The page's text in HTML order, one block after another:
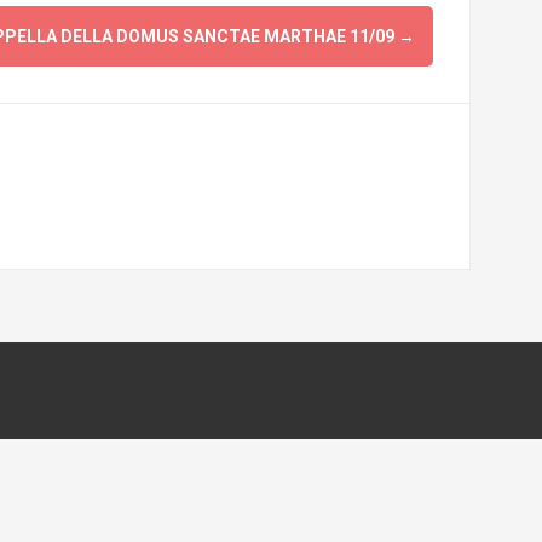
DELLA DOMUS SANCTAE MARTHAE 11/09 →